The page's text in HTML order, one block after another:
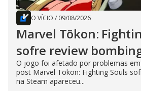
O VÍCIO / 09/08/2026
Marvel Tōkon:
sofre review
O jogo foi afetado por problemas
post Marvel Tōkon: Fighting Souls
na Steam apareceu...